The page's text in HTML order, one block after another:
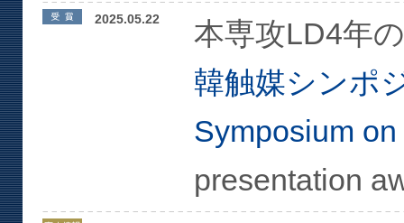
2025.05.22
本専攻LD4年
韓触媒シンポ
Symposium
presentation